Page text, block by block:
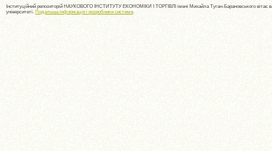
Інституційний репозиторій НАУКОВОГО ІНСТИТУТУ ЕКОНОМІКИ І ТОРГІВЛІ імені Михайла Туган-Барановського вітає
університеті. Подальша інформація і розробники системи